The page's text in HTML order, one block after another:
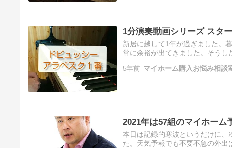
1分演奏動画シリーズ スタ
新居に越して1年が過ぎました。
常に余裕が出てきました。そうし
5年前 マイホーム購入お悩み相談
2021年は57組のマイホーム
本日は記録的寒波というだけに、
た。天気予報でも不要不急の外